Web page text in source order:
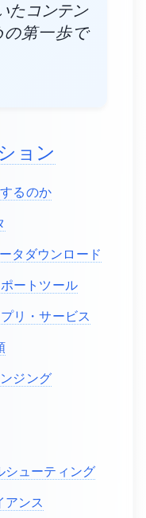
たコンテン
第一歩で
ョン
るのか
タダウンロード
ートツール
リ・サービス
ジング
シューティング
アンス